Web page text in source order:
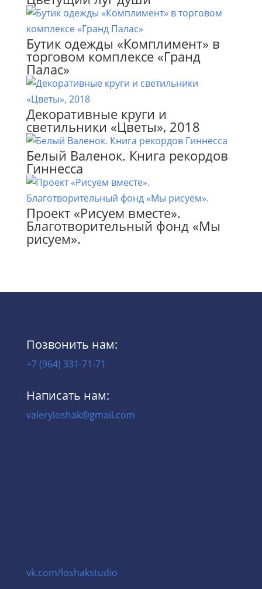
Бутик одежды «Комплимент» в
торговом комплексе «Гранд
Палас»
Декоративные круги и
светильники «Цветы», 2018
Белый Валенок. Книга рекордов
Гиннесса
Проект «Рисуем вместе».
Благотворительный фонд «Мы
рисуем».
Позвонить нам:
+7 (964) 331-71-71
Написать нам:
valeryloshak@gmail.com
vk.com/loshakstudio